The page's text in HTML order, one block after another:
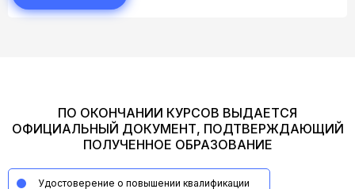
ПО ОКОНЧАНИИ КУРСОВ ВЫДАЕТСЯ
ОФИЦИАЛЬНЫЙ ДОКУМЕНТ, ПОДТВЕРЖДАЮЩИЙ
ПОЛУЧЕННОЕ ОБРАЗОВАНИЕ
Удостоверение о повышении квалификации